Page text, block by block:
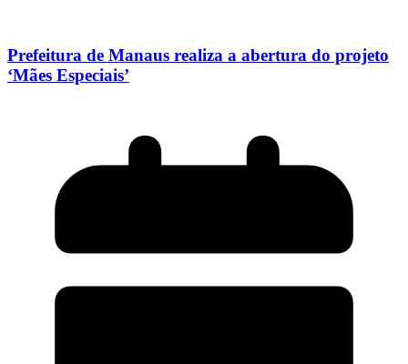
Prefeitura de Manaus realiza a abertura do projeto
‘Mães Especiais’